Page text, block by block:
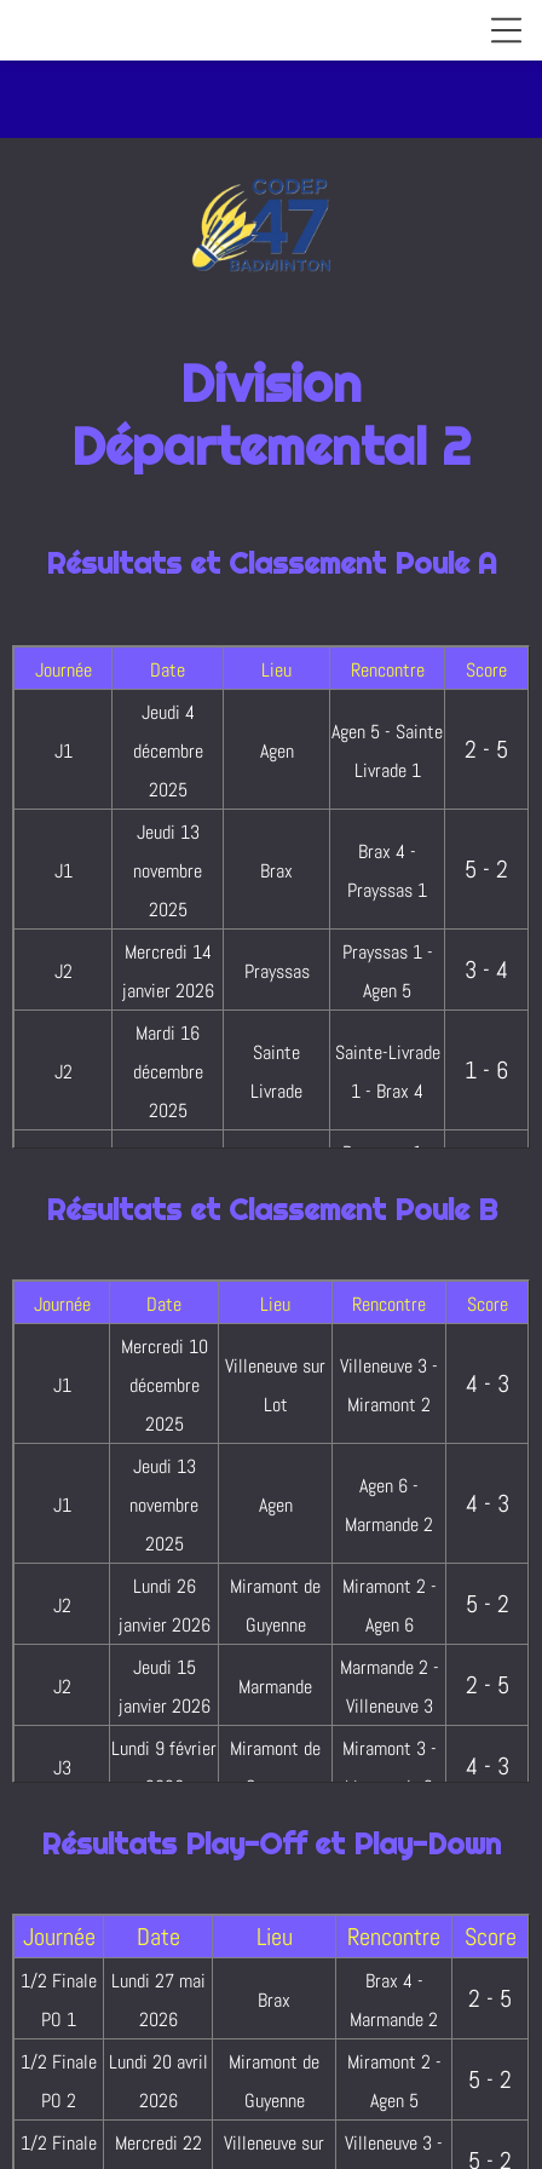
Division
Départemental 2
Résultats et Classement Poule A
Journée Date Lieu Rencontre Score
J1
Jeudi 4
décembre
2025
Agen
Agen 5 - Sainte
Livrade 1
2 - 5
J1
Jeudi 13
novembre
2025
Brax
Brax 4 -
Prayssas 1
5 - 2
J2
Mercredi 14
janvier 2026
Prayssas
Prayssas 1 -
Agen 5
3 - 4
J2
Mardi 16
décembre
2025
Sainte
Livrade
Sainte-Livrade
1 - Brax 4
1 - 6
J3
février 2026
Prayssas
Prayssas 1 -
Sainte-Livrade
5 - 2
Mardi 17
février 2026
Brax Brax 4 - Agen 5 3 - 4
J4
Mercredi 11
mars 2026
Prayssas
Prayssas 1 -
Brax 4
1 - 6
Mercredi 11
mars 2026
1 - Agen 5
2 - 5
Jeudi 19 mars
2026
Agen 5 -
Jeudi 12 mars
2026
Brax
Brax 4 -
Sainte-Livrade
1
Lundi 30 mars
2026
Livrade
Sainte-Livrade
1 - Prayssas 1
4 - 3
2026
Résultats et Classement Poule B
Journée Date Lieu Rencontre Score
J1
Mercredi 10
décembre
2025
Villeneuve sur
Lot
Villeneuve 3 -
Miramont 2
4 - 3
J1
Jeudi 13
novembre
2025
Agen
Agen 6 -
Marmande 2
4 - 3
J2
Lundi 26
janvier 2026
Miramont de
Guyenne
Miramont 2 -
Agen 6
5 - 2
J2
Jeudi 15
janvier 2026
Marmande
Marmande 2 -
Villeneuve 3
2 - 5
J3
Lundi 9 février
2026
Miramont de
Guyenne
Miramont 3 -
Marmande 2
4 - 3
J3
Mercredi 4
Villeneuve sur
Villeneuve 3 -
Agen 6
6 - 1
J4
Mercrtedi 25
février 2026
Miramont de
Guyenne
Miramont 2 -
Villeneuve 3
5 - 2
J4
Jeudi 26
février 2026
Marmande
Marmande 2 -
Agen 6
4 - 2
J5
Jeudi 5 mars
2026
Agen
Agen 6 -
Miramont 2
0 - 7
Mercredi 11 Villeneuve sur Villeneuve 3 -
Résultats Play-Off et Play-Down
Journée Date Lieu Rencontre Score
1/2 Finale
PO 1
Lundi 27 mai
2026
Brax
Brax 4 -
Marmande 2
2 - 5
1/2 Finale
PO 2
Lundi 20 avril
2026
Miramont de
Guyenne
Miramont 2 -
Agen 5
5 - 2
1/2 Finale Mercredi 22 Villeneuve sur Villeneuve 3 -
5 - 2